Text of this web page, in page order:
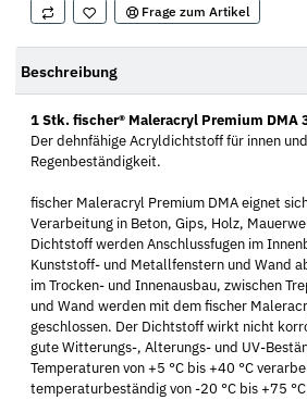
Frage zum Artikel
Beschreibung
1 Stk. fischer® Maleracryl Premium DMA
Der dehnfähige Acryldichtstoff für innen
Regenbeständigkeit.
fischer Maleracryl Premium DMA eignet
Verarbeitung in Beton, Gips, Holz,
Dichtstoff werden Anschlussfugen im
Kunststoff- und Metallfenstern und Wand
im Trocken- und Innenausbau, zwischen
und Wand werden mit dem fischer
geschlossen. Der Dichtstoff wirkt nicht
gute Witterungs-, Alterungs- und UV-
Temperaturen von +5 °C bis +40 °C
temperaturbeständig von -20 °C bis +75